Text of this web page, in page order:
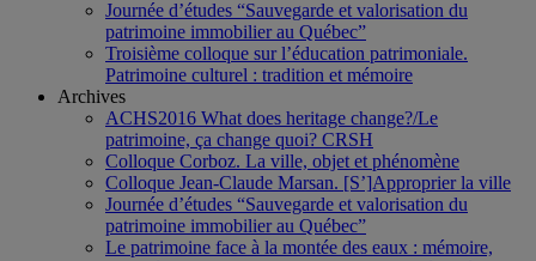
Journée d’études “Sauvegarde et valorisation du
patrimoine immobilier au Québec”
Troisième colloque sur l’éducation patrimoniale.
Patrimoine culturel : tradition et mémoire
Archives
ACHS2016 What does heritage change?/Le
patrimoine, ça change quoi? CRSH
Colloque Corboz. La ville, objet et phénomène
Colloque Jean-Claude Marsan. [S’]Approprier la ville
Journée d’études “Sauvegarde et valorisation du
patrimoine immobilier au Québec”
Le patrimoine face à la montée des eaux : mémoire,